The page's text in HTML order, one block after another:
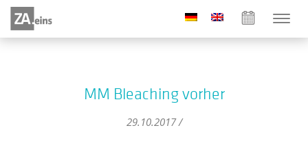
MM Bleaching vorher
29.10.2017 /